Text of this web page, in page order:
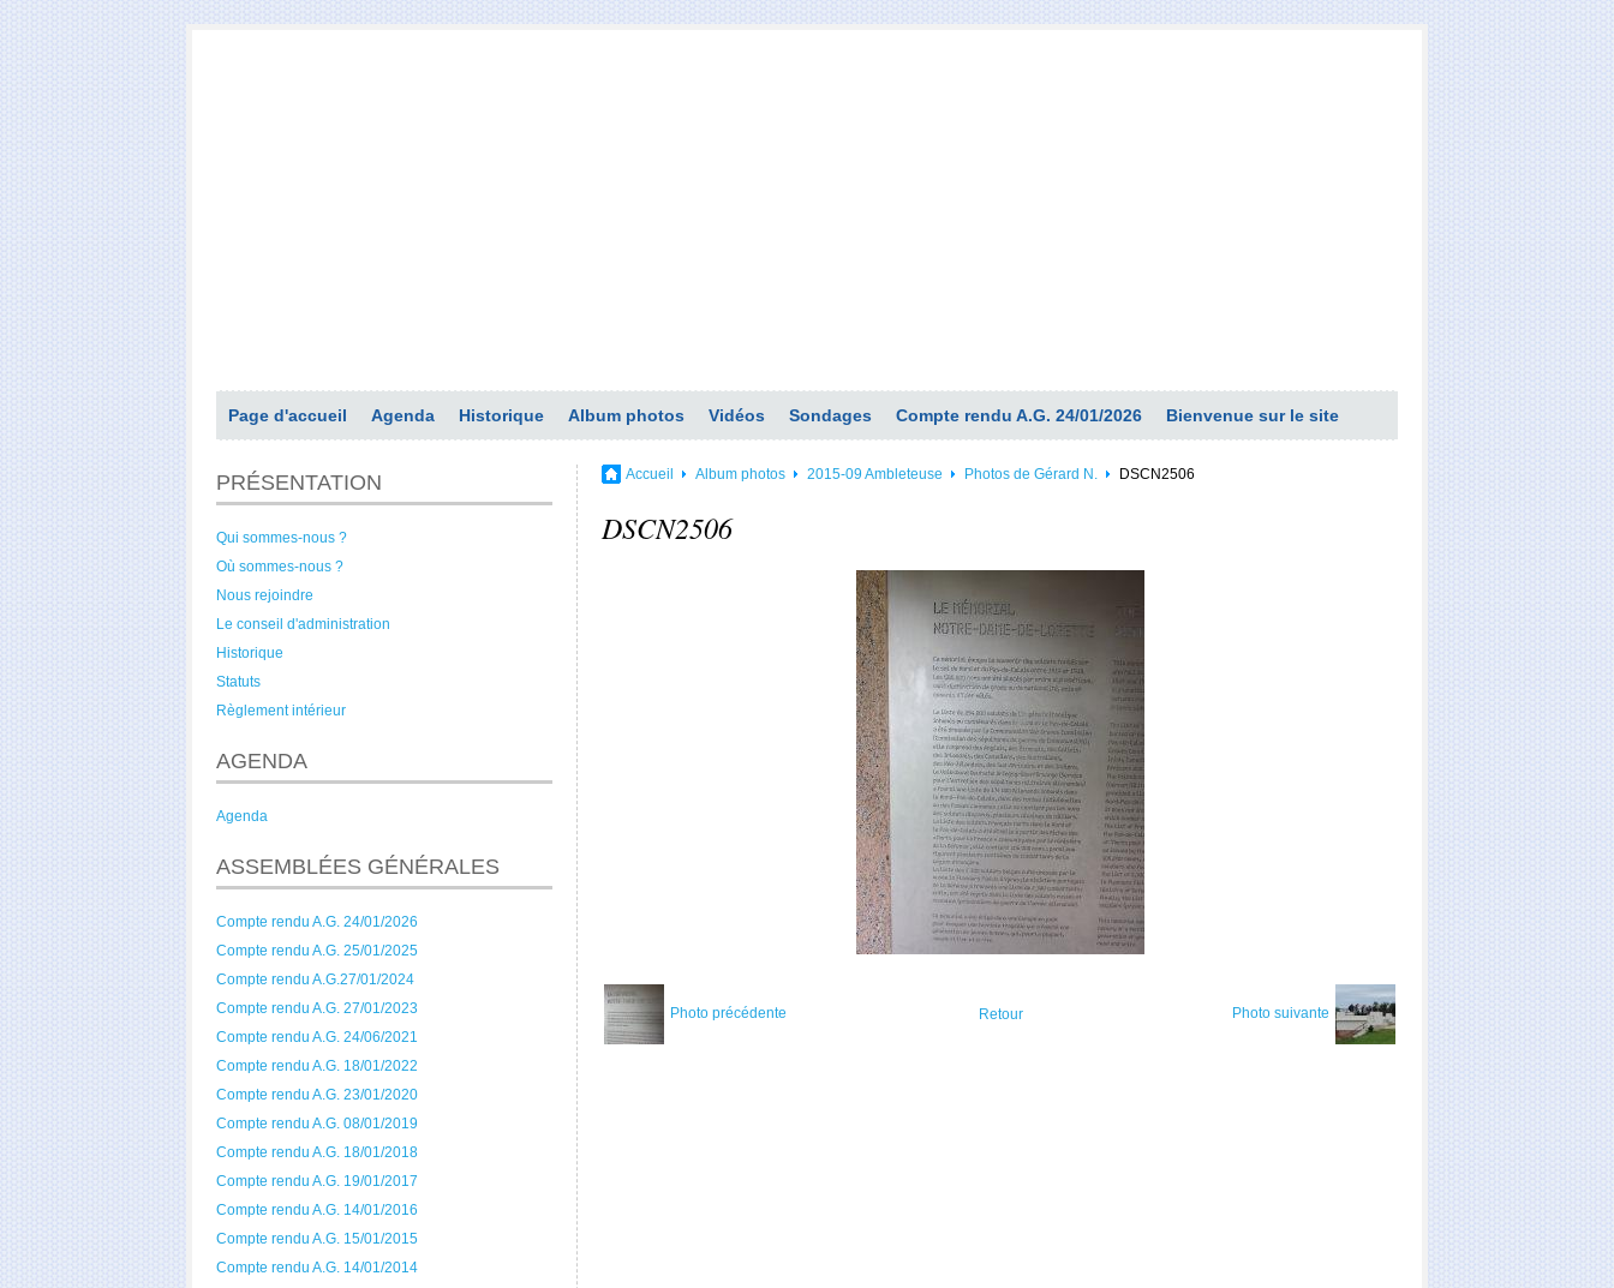
Page d'accueil Agenda Historique Album photos Vidéos Sondages Compte rendu A.G. 24/01/2026 Bienvenue sur le site
PRÉSENTATION
Qui sommes-nous ?
Où sommes-nous ?
Nous rejoindre
Le conseil d'administration
Historique
Statuts
Règlement intérieur
AGENDA
Agenda
ASSEMBLÉES GÉNÉRALES
Compte rendu A.G. 24/01/2026
Compte rendu A.G. 25/01/2025
Compte rendu A.G.27/01/2024
Compte rendu A.G. 27/01/2023
Compte rendu A.G. 24/06/2021
Compte rendu A.G. 18/01/2022
Compte rendu A.G. 23/01/2020
Compte rendu A.G. 08/01/2019
Compte rendu A.G. 18/01/2018
Compte rendu A.G. 19/01/2017
Compte rendu A.G. 14/01/2016
Compte rendu A.G. 15/01/2015
Compte rendu A.G. 14/01/2014
Accueil Album photos 2015-09 Ambleteuse Photos de Gérard N. DSCN2506
DSCN2506
Photo précédente Retour Photo suivante